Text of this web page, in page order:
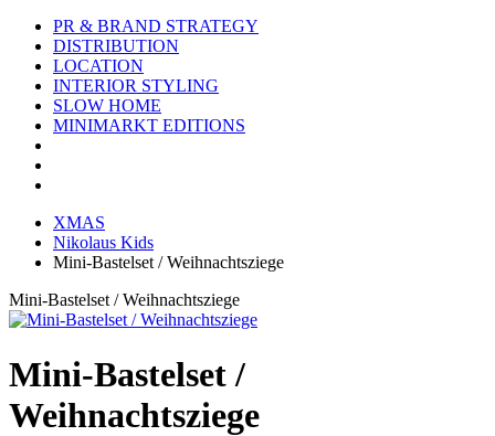
PR & BRAND STRATEGY
DISTRIBUTION
LOCATION
INTERIOR STYLING
SLOW HOME
MINIMARKT EDITIONS
XMAS
Nikolaus Kids
Mini-Bastelset / Weihnachtsziege
Mini-Bastelset / Weihnachtsziege
Mini-Bastelset /
Weihnachtsziege